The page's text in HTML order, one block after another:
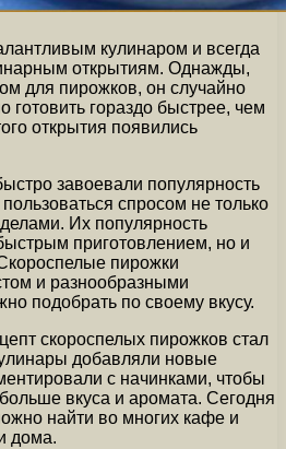
кулинаром и всегда
открытиям. Однажды,
для пирожков, он случайно
готовить гораздо быстрее, чем
открытия появились
завоевали популярность
спросом не только
Их популярность
приготовлением, но и
пирожки
и разнообразными
подобрать по своему вкусу.
скороспелых пирожков стал
добавляли новые
с начинками, чтобы
вкуса и аромата. Сегодня
найти во многих кафе и
дома.